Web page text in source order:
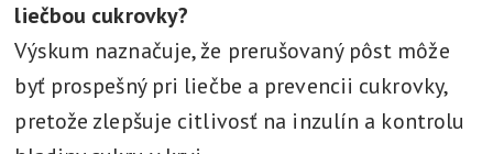
liečbou cukrovky?
Výskum naznačuje, že prerušovaný pôst môže
byť prospešný pri liečbe a prevencii cukrovky,
pretože zlepšuje citlivosť na inzulín a kontrolu